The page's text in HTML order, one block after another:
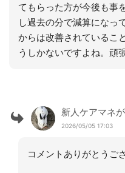
てもらった方が今後も事
し過去の分で減算になっ
からは改善されているこ
うしかないですよね。頑
新人ケアマネ
2026/05/05 17:03
コメントありがとうご